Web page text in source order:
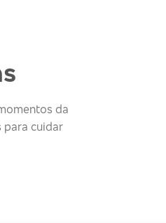
da
para cuidar